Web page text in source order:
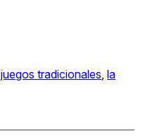
juegos tradicionales, la